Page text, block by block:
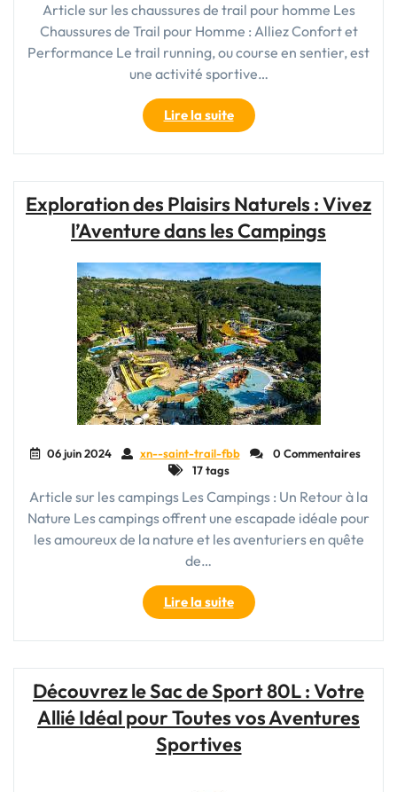
Article sur les chaussures de trail pour homme Les
Chaussures de Trail pour Homme : Alliez Confort et
Performance Le trail running, ou course en sentier, est
une activité sportive…
Lire la suite"Découvrez
les
Meilleures
Trail
pour
pour
Dompter
les
Sentiers"
Exploration des Plaisirs Naturels : Vivez
l’Aventure dans les Campings
06 juin 2024 xn--saint-trail-fbb
0 Commentaires
17 tags
Article sur les campings Les Campings : Un Retour à la
Nature Les campings offrent une escapade idéale pour
les amoureux de la nature et les aventuriers en quête
de…
Lire la suite"Exploration
des
Plaisirs
Vivez
l’Aventure
dans
les
Découvrez le Sac de Sport 80L : Votre
Allié Idéal pour Toutes vos Aventures
Sportives